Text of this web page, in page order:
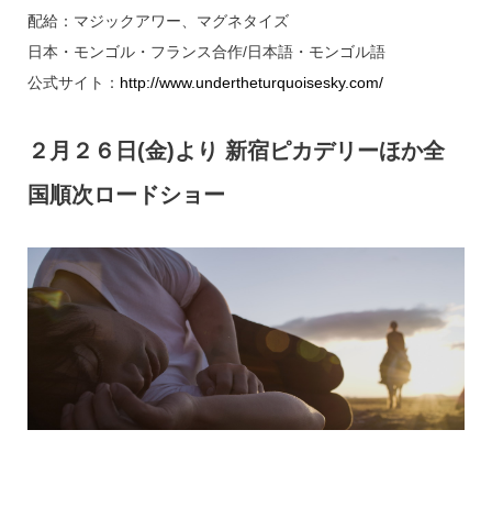
配給：マジックアワー、マグネタイズ
日本・モンゴル・フランス合作/日本語・モンゴル語
公式サイト： http://www.undertheturquoisesky.com/
２月２６日(金)より 新宿ピカデリーほか全
国順次ロードショー